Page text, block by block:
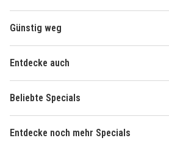
Günstig weg
Entdecke auch
Beliebte Specials
Entdecke noch mehr Specials